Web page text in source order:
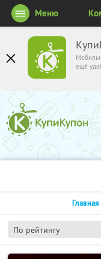
ещё
Меню
По рейтингу
Главная